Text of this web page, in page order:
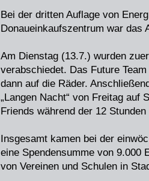
Bei der dritten Auflage von
Donaueinkaufszentrum war das
Am Dienstag (13.7.) wurden
verabschiedet. Das Future
dann auf die Räder.
„Langen Nacht“ von Freitag auf
Friends während der 12
Insgesamt kamen bei der
eine Spendensumme von 9.000
von Vereinen und Schulen in